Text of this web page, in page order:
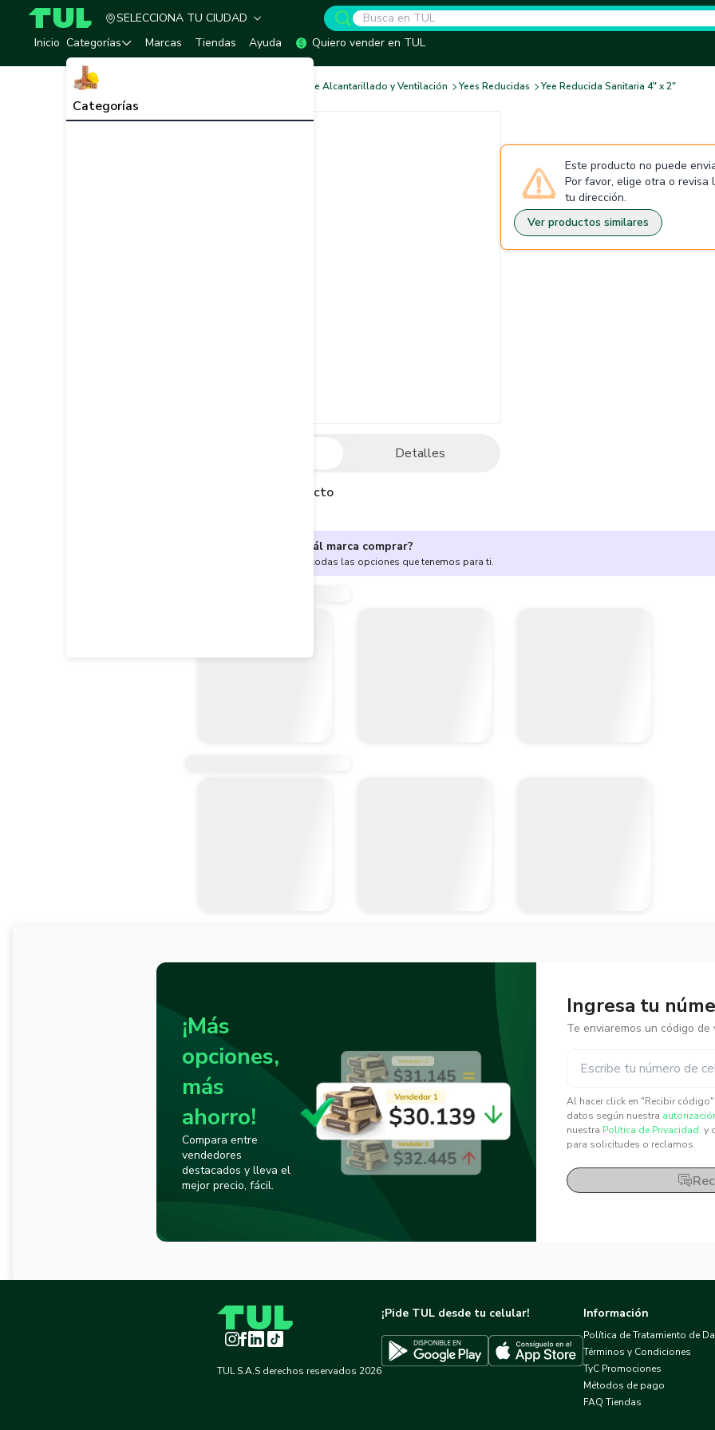
TUL - Tu Marketplace de Construcción
SELECCIONA TU CIUDAD
Inicio Categorías
Categorías
Marcas Tiendas Ayuda Quiero vender en TUL
Redes de Alcantarillado y Ventilación Yees Reducidas Yee Reducida Sanitaria 4" x 2"
Detalles
Descripción del producto
Este producto no puede
Por favor, elige otra o revisa
tu dirección.
Ver productos similares
¿No sabes cuál marca comprar?
Encuentra aquí todas las opciones que tenemos para ti.
¡Más
opciones,
más
ahorro!
Compara entre
vendedores
destacados y lleva el
mejor precio, fácil.
Ingresa tu
Te enviaremos un código de
Al hacer click en "Recibir
datos según nuestra
nuestra Política de Privacidad. y
para solicitudes o reclamos.
Instagram
Facebook
LinkedInTikTok
TUL S.A.S derechos reservados 2026
¡Pide TUL desde tu celular!
Descargar TUL en Google PlayDescargar TUL en App Store
Información
Política de Tratamiento de
Términos y Condiciones
TyC Promociones
Métodos de pago
FAQ Tiendas